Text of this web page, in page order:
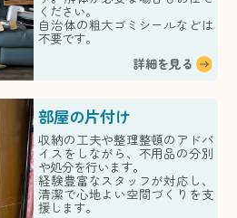
ください。
自治体の粗大ゴミシールなどは
不要です。
詳細を見る
部屋の片付け
収納の工夫や整理整頓のアドバ
イスをしながら、不用品の分別
や処分を行います。
経験豊富なスタッフが対応し、
清潔で心地よい空間づくりを支
援します。